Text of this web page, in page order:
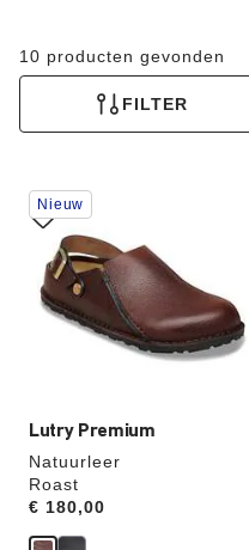
10 producten gevonden
FILTER
Lutry Premium
Natuurleer
Roast
Price:
€ 180,00
Als
je
een
andere
kleur
selecteert,
wordt
productafbeelding
Nieuw